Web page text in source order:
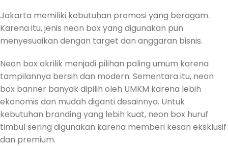
Jakarta memiliki kebutuhan promosi yang beragam.
Karena itu, jenis neon box yang digunakan pun
menyesuaikan dengan target dan anggaran bisnis.
Neon box akrilik menjadi pilihan paling umum karena
tampilannya bersih dan modern. Sementara itu, neon
box banner banyak dipilih oleh UMKM karena lebih
ekonomis dan mudah diganti desainnya. Untuk
kebutuhan branding yang lebih kuat, neon box huruf
timbul sering digunakan karena memberi kesan eksklusif
dan premium.